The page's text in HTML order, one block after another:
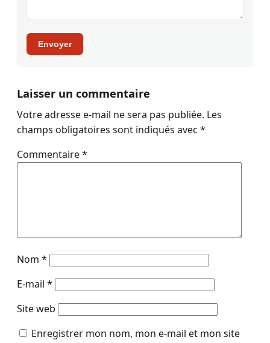
Envoyer
Laisser un commentaire
Votre adresse e-mail ne sera pas publiée. Les
champs obligatoires sont indiqués avec *
Commentaire*
Nom *
E-mail *
Site web
Enregistrer mon nom, mon e-mail et mon site